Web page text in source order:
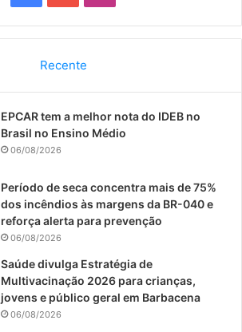
a
b
o
o
k
o
u
e
n
a
r
a
Recente
EPCAR tem a melhor nota do IDEB no
Brasil no Ensino Médio
06/08/2026
Período de seca concentra mais de 75%
dos incêndios às margens da BR-040 e
reforça alerta para prevenção
06/08/2026
Saúde divulga Estratégia de
Multivacinação 2026 para crianças,
jovens e público geral em Barbacena
06/08/2026